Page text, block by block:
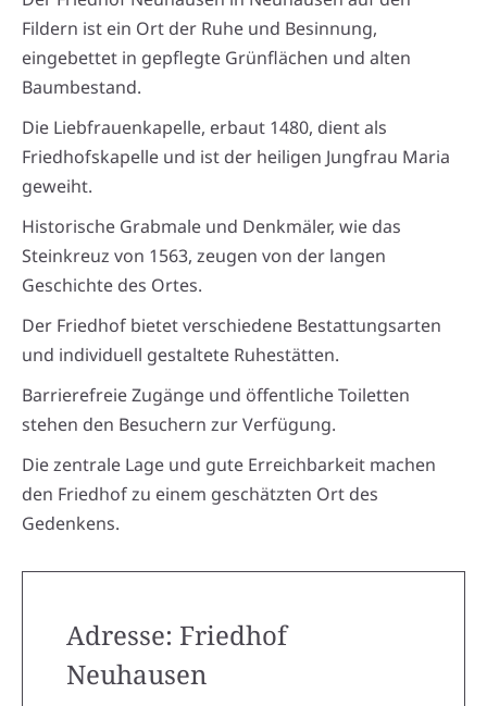
Fildern ist ein Ort der Ruhe und Besinnung,
eingebettet in gepflegte Grünflächen und alten
Baumbestand.
Die Liebfrauenkapelle, erbaut 1480, dient als
Friedhofskapelle und ist der heiligen Jungfrau Maria
geweiht.
Historische Grabmale und Denkmäler, wie das
Steinkreuz von 1563, zeugen von der langen
Geschichte des Ortes.
Der Friedhof bietet verschiedene Bestattungsarten
und individuell gestaltete Ruhestätten.
Barrierefreie Zugänge und öffentliche Toiletten
stehen den Besuchern zur Verfügung.
Die zentrale Lage und gute Erreichbarkeit machen
den Friedhof zu einem geschätzten Ort des
Gedenkens.
Adresse: Friedhof
Neuhausen